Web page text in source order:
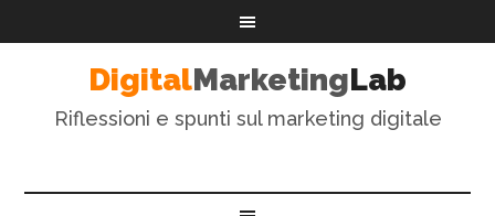
DigitalMarketingLab
Riflessioni e spunti sul marketing digitale